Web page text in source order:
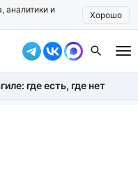
аналитики и
Хорошо
где есть, где нет